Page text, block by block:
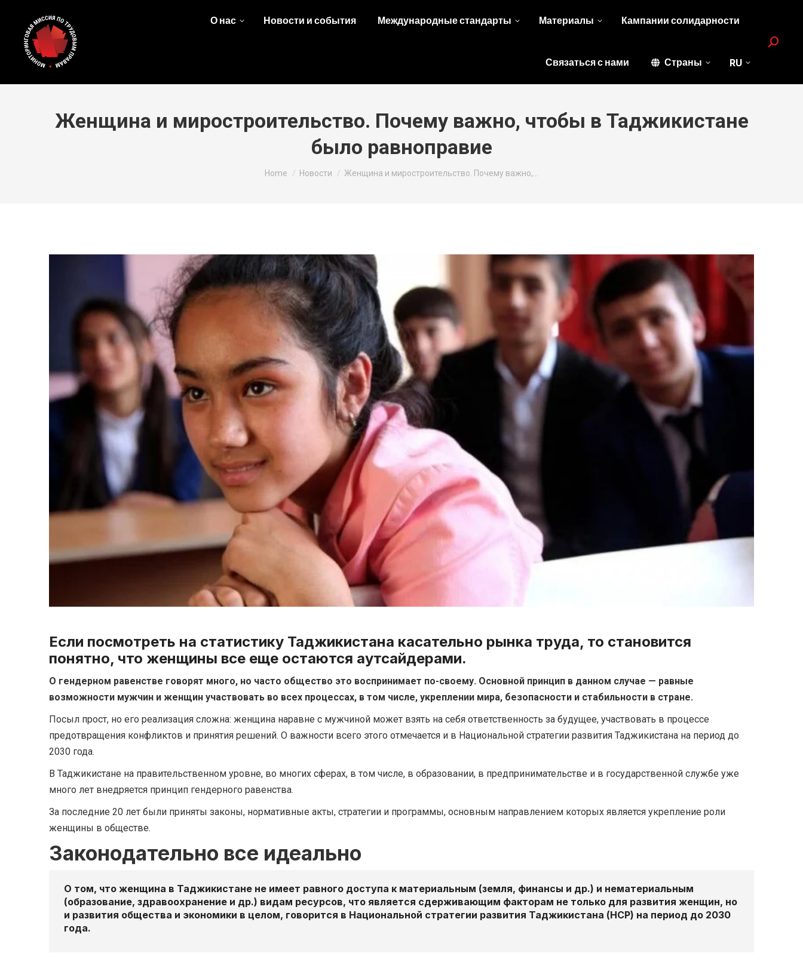
О нас Новости и события Международные стандарты Материалы Кампании солидарности
Связаться с нами Страны RU
Search:
Женщина и миростроительство. Почему важно, чтобы в Таджикистане
было равноправие
You are here:
Home Новости Женщина и миростроительство. Почему важно,…
Если посмотреть на статистику Таджикистана касательно рынка труда, то становится
понятно, что женщины все еще остаются аутсайдерами.
О гендерном равенстве говорят много, но часто общество это воспринимает по-своему. Основной принцип в данном случае — равные
возможности мужчин и женщин участвовать во всех процессах, в том числе, укреплении мира, безопасности и стабильности в стране.
Посыл прост, но его реализация сложна: женщина наравне с мужчиной может взять на себя ответственность за будущее, участвовать в процессе
предотвращения конфликтов и принятия решений. О важности всего этого отмечается и в Национальной стратегии развития Таджикистана на период до
2030 года.
В Таджикистане на правительственном уровне, во многих сферах, в том числе, в образовании, в предпринимательстве и в государственной службе уже
много лет внедряется принцип гендерного равенства.
За последние 20 лет были приняты законы, нормативные акты, стратегии и программы, основным направлением которых является укрепление роли
женщины в обществе.
Законодательно все идеально
О том, что женщина в Таджикистане не имеет равного доступа к материальным (земля, финансы и др.) и нематериальным
(образование, здравоохранение и др.) видам ресурсов, что является сдерживающим факторам не только для развития женщин, но
и развития общества и экономики в целом, говорится в Национальной стратегии развития Таджикистана (НСР) на период до 2030
года.